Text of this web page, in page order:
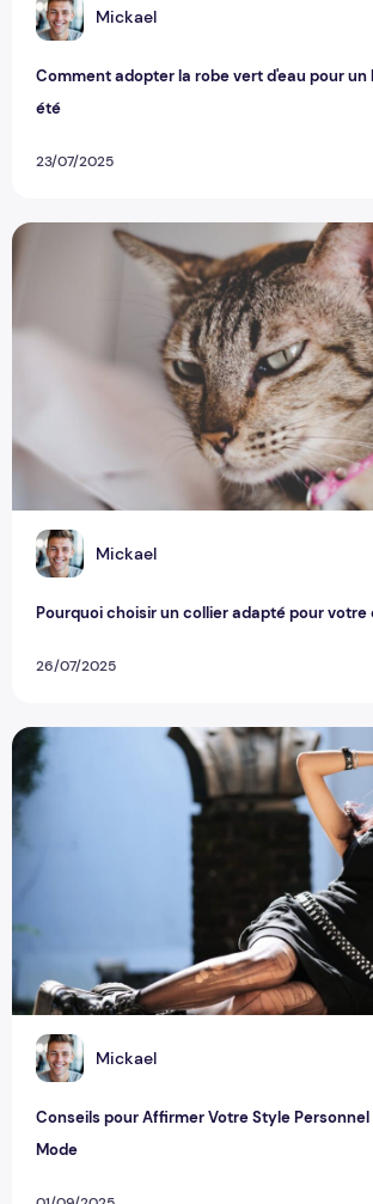
M Mickael
Comment adopter la robe vert d'eau pour
été
23/07/2025
M Mickael
Pourquoi choisir un collier adapté pour votre
26/07/2025
Pourquoi choisir un collier adapté pour
M Mickael
Conseils pour Affirmer Votre Style
Mode
Conseils pour Affirmer Votre Style